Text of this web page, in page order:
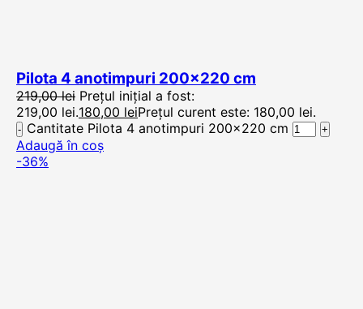
Pilota 4 anotimpuri 200×220 cm
219,00lei Prețul inițial a fost:
219,00 lei.180,00 leiPrețul curent este: 180,00 lei.
Cantitate Pilota 4 anotimpuri 200x220 cm
Adaugă în coș
-36%